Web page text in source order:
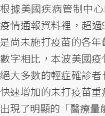
根據美國疾病管制中
疫情通報資料裡，超
是尚未施打疫苗的各
數字相比，本波美國
絕大多數的輕症確診
快速增加的未打疫苗
出現了明顯的「醫療量